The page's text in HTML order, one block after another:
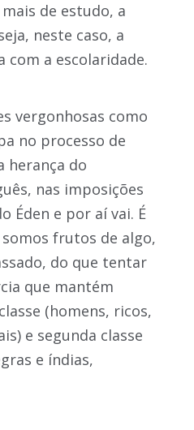
de estudo, a
neste caso, a
com a escolaridade.
vergonhosas como
no processo de
herança do
nas imposições
Éden e por aí vai. É
frutos de algo,
do que tentar
que mantém
(homens, ricos,
e segunda classe
e índias,